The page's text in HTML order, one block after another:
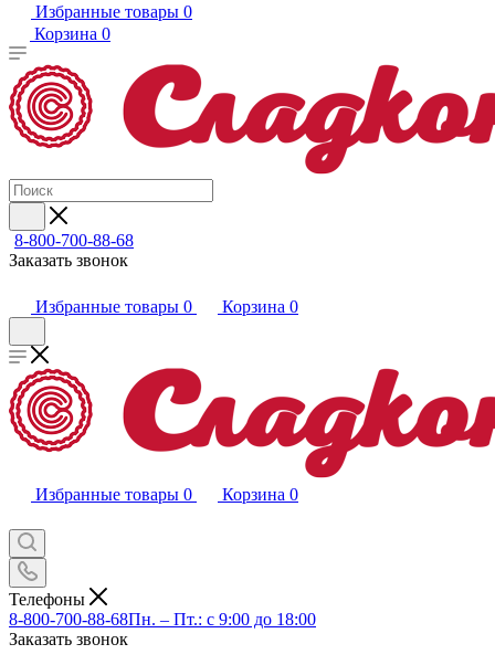
Избранные товары 0
Корзина 0
8-800-700-88-68
Заказать звонок
Избранные товары 0 Корзина 0
Избранные товары 0 Корзина 0
Телефоны
8-800-700-88-68Пн. – Пт.: с 9:00 до 18:00
Заказать звонок